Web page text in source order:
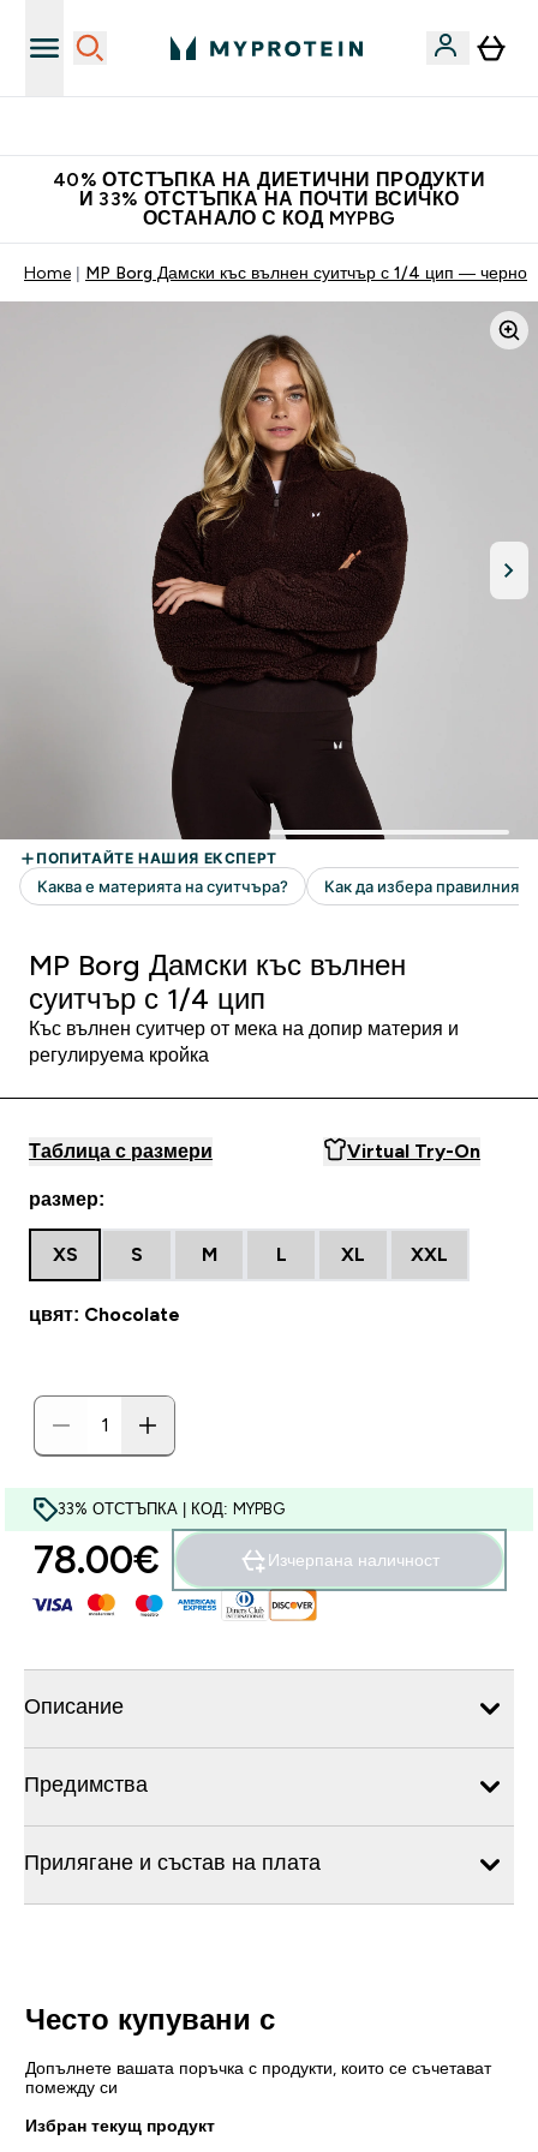
40% ОТСТЪПКА НА ДИЕТИЧНИ ПРОДУКТИ
И 33% ОТСТЪПКА НА ПОЧТИ ВСИЧКО
ОСТАНАЛО С КОД MYPBG
Home MP Borg Дамски къс вълнен суитчър с 1/4 цип — черно
MP Borg Дамски къс вълнен
суитчър с 1/4 цип
Къс вълнен суитчер от мека на допир материя и
регулируема кройка
Таблица с размери Virtual Try-On
размер:
XS S M L XL XXL
цвят: Chocolate
33% ОТСТЪПКА | КОД: MYPBG
78.00€‎ Изчерпана наличност
Описание
Предимства
Прилягане и състав на плата
Често купувани с
Допълнете вашата поръчка с продукти, които се съчетават
помежду си
Избран текущ продукт